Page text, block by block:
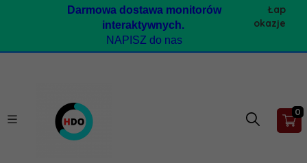
Darmowa dostawa monitorów
interaktywnych.
NAPISZ do nas
Łap
okazje
0